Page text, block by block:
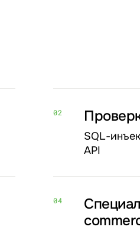
02
SQL-
API
04